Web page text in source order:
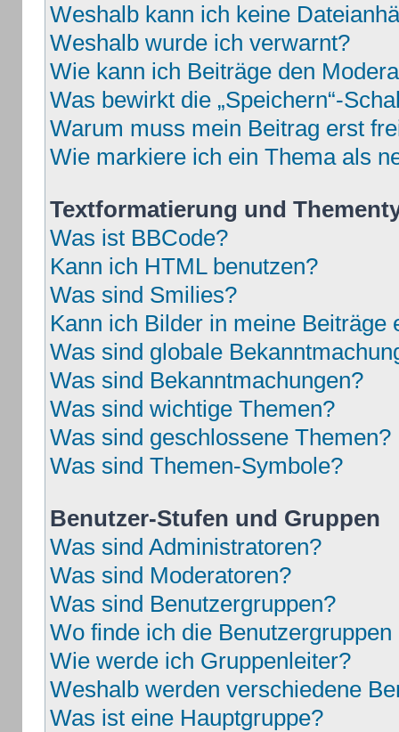
Weshalb kann ich keine
Weshalb wurde ich verwarnt?
Wie kann ich Beiträge den
Was bewirkt die „Speichern“-
Warum muss mein Beitrag erst
Wie markiere ich ein Thema als
Textformatierung und
Was ist BBCode?
Kann ich HTML benutzen?
Was sind Smilies?
Kann ich Bilder in meine Beiträge
Was sind globale
Was sind Bekanntmachungen?
Was sind wichtige Themen?
Was sind geschlossene Themen?
Was sind Themen-Symbole?
Benutzer-Stufen und Gruppen
Was sind Administratoren?
Was sind Moderatoren?
Was sind Benutzergruppen?
Wo finde ich die
Wie werde ich Gruppenleiter?
Weshalb werden verschiedene
Was ist eine Hauptgruppe?